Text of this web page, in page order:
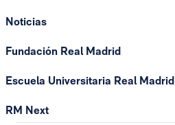
Noticias
Fundación Real Madrid
Escuela Universitaria Real Madrid
RM Next